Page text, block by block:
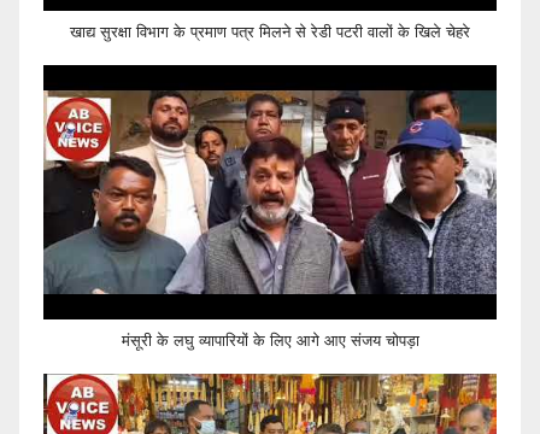
खाद्य सुरक्षा विभाग के प्रमाण पत्र मिलने से रेडी पटरी वालों के खिले चेहरे
मंसूरी के लघु व्यापारियों के लिए आगे आए संजय चोपड़ा